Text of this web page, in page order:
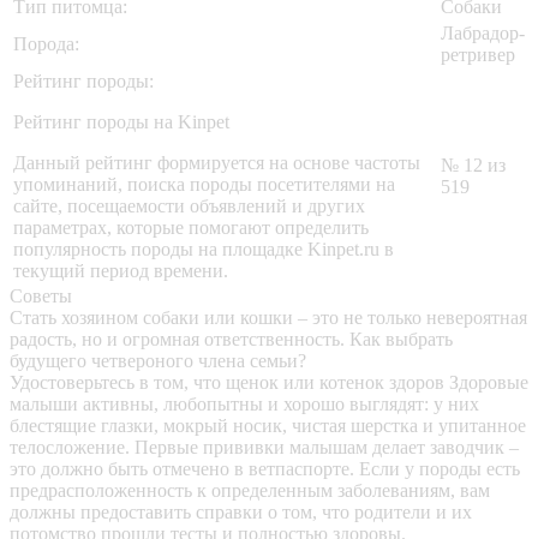
Тип питомца:
Собаки
Порода:
Лабрадор-
ретривер
Рейтинг породы:
Рейтинг породы на Kinpet
Данный рейтинг формируется на основе частоты
упоминаний, поиска породы посетителями на
сайте, посещаемости объявлений и других
параметрах, которые помогают определить
популярность породы на площадке Kinpet.ru в
текущий период времени.
№ 12 из
519
Советы
Стать хозяином собаки или кошки – это не только невероятная
радость, но и огромная ответственность. Как выбрать
будущего четвероного члена семьи?
Удостоверьтесь в том, что щенок или котенок здоров Здоровые
малыши активны, любопытны и хорошо выглядят: у них
блестящие глазки, мокрый носик, чистая шерстка и упитанное
телосложение. Первые прививки малышам делает заводчик –
это должно быть отмечено в ветпаспорте. Если у породы есть
предрасположенность к определенным заболеваниям, вам
должны предоставить справки о том, что родители и их
потомство прошли тесты и полностью здоровы.